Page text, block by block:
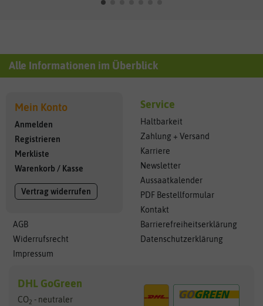
Alle Informationen im Überblick
Mein Konto
Anmelden
Registrieren
Merkliste
Warenkorb / Kasse
Vertrag widerrufen
AGB
Widerrufsrecht
Impressum
Service
Haltbarkeit
Zahlung + Versand
Karriere
Newsletter
Aussaatkalender
PDF Bestellformular
Kontakt
Barrierefreiheitserklärung
Datenschutzerklärung
DHL GoGreen
CO2 - neutraler